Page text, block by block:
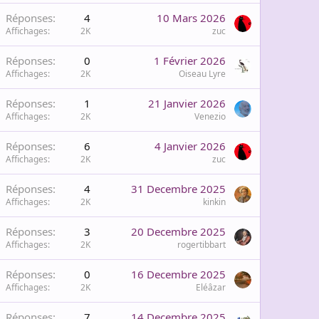
Réponses 4
Affichages 2K
10 Mars 2026
zuc
Réponses 0
Affichages 2K
1 Février 2026
Oiseau Lyre
Réponses 1
Affichages 2K
21 Janvier 2026
Venezio
Réponses 6
Affichages 2K
4 Janvier 2026
zuc
Réponses 4
Affichages 2K
31 Decembre 2025
kinkin
Réponses 3
Affichages 2K
20 Decembre 2025
rogertibbart
Réponses 0
Affichages 2K
16 Decembre 2025
Eléâzar